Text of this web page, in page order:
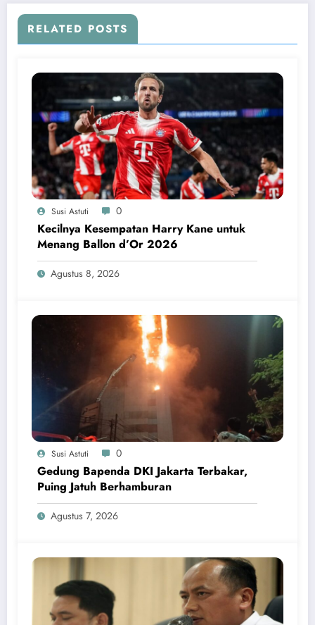
RELATED POSTS
Susi Astuti 0
Kecilnya Kesempatan Harry Kane untuk
Menang Ballon d’Or 2026
Agustus 8, 2026
Susi Astuti 0
Gedung Bapenda DKI Jakarta Terbakar,
Puing Jatuh Berhamburan
Agustus 7, 2026